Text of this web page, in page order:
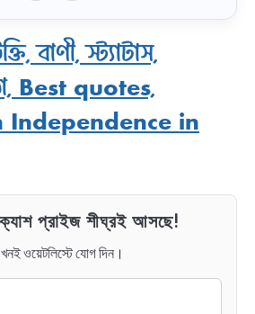
বাণী, স্ট্যাটাস,
Best quotes,
Independence in
ক্যাশ প্রাইজ শীঘ্রই আসছে!
ওয়েটলিস্টে যোগ দিন।